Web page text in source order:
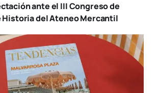
ante el III Congreso de
del Ateneo Mercantil